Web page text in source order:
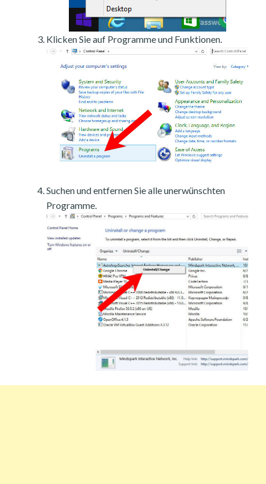
Klicken Sie auf Programme und Funktionen.
Suchen und entfernen Sie alle unerwünschten
Programme.